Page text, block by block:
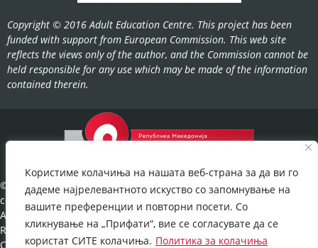
Користиме колачиња на нашата веб-страна за да ви го
дадеме најрелевантното искуство со запомнување на
вашите преференции и повторни посети. Со
кликнување на „Прифати“, вие се согласувате да се
користат СИТЕ колачиња. Политика за колачиња
Copyright © 2016 Adult Education Centre. This project has been
funded with support from European Commission. This web site
reflects the views only of the author, and the Commission cannot be
held responsible for any use which may be made of the information
contained therein.
©2022-
cov.gov.mk.
All Rights
Reserved.
Cookies